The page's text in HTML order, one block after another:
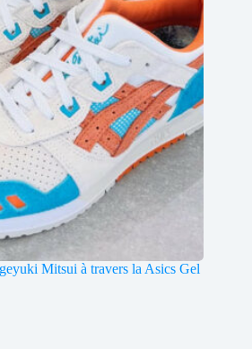
Mitsui à travers la Asics Gel